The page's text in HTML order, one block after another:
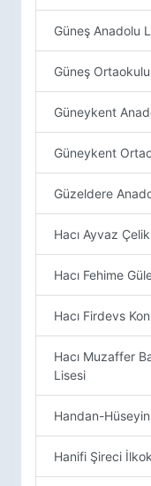
Güneş Anadolu
Güneş Ortaokulu
Güneykent
Güneykent
Güzeldere
Hacı Ayvaz
Hacı Fehime
Hacı Firdevs
Hacı Muzaffer
Lisesi
Handan-
Hanifi Şireci